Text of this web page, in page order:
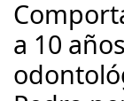
a 10